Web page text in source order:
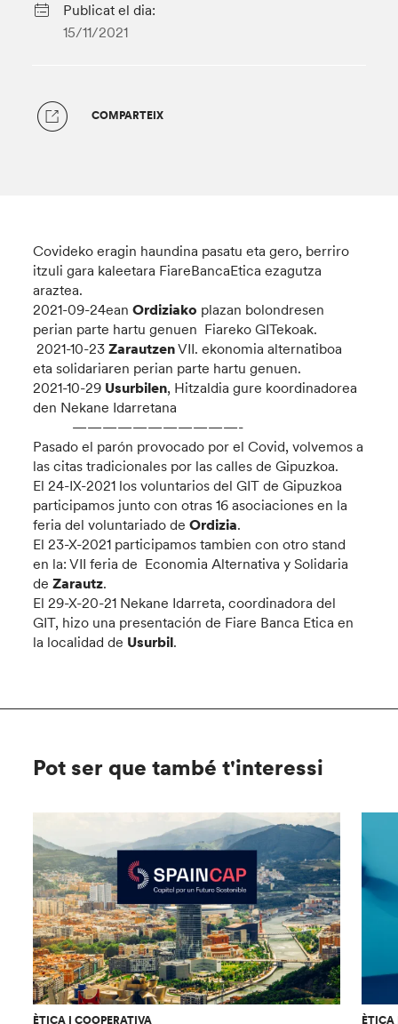
Publicat el dia:
15/11/2021
COMPARTEIX
Covideko eragin haundina pasatu eta gero, berriro
itzuli gara kaleetara FiareBancaEtica ezagutza
araztea.
2021-09-24eanOrdiziako plazan bolondresen
perian parte hartu genuen Fiareko GITekoak.
2021-10-23ZarautzenVII. ekonomia alternatiboa
eta solidariaren perian parte hartu genuen.
2021-10-29 Usurbilen, Hitzaldia gure koordinadorea
den Nekane Idarretana
———————————-
Pasado el parón provocado por el Covid, volvemos a
las citas tradicionales por las calles de Gipuzkoa.
El 24-IX-2021 los voluntarios del GIT de Gipuzkoa
participamos junto con otras 16 asociaciones en la
feria del voluntariado deOrdizia.
El 23-X-2021 participamos tambien con otro stand
en la: VII feria de Economia Alternativa y Solidaria
deZarautz.
El 29-X-20-21 Nekane Idarreta, coordinadora del
GIT, hizo una presentación de Fiare Banca Etica en
la localidad de Usurbil.
Pot ser que també t'interessi
ÈTICA I COOPERATIVA ÈTICA